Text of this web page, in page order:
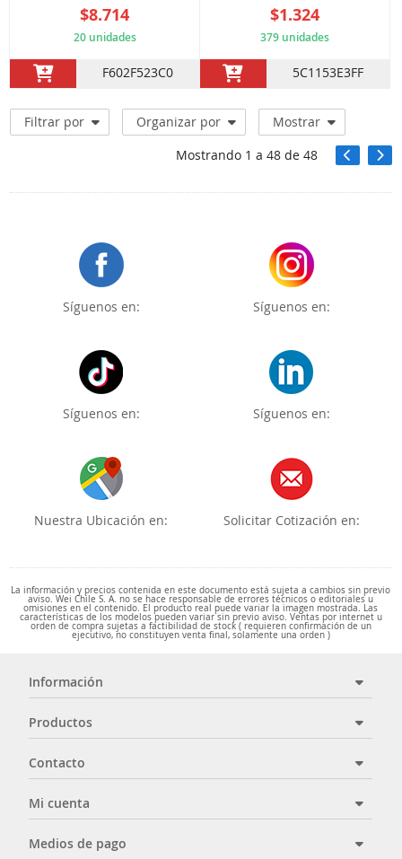
$8.714
20 unidades
F602F523C0
$1.324
379 unidades
5C1153E3FF
Filtrar por Organizar por
Mostrar
Mostrando 1 a 48de 48
Síguenos en: Síguenos en:
Síguenos en: Síguenos en:
Nuestra Ubicación en: Solicitar Cotización en:
La información y precios contenida en este documento está sujeta a cambios sin previo
aviso. Wei Chile S. A. no se hace responsable de errores técnicos o editoriales u
omisiones en el contenido. El producto real puede variar la imagen mostrada. Las
características de los modelos pueden variar sin previo aviso. Ventas por internet u
orden de compra sujetas a factibilidad de stock ( requieren confirmación de un
ejecutivo, no constituyen venta final, solamente una orden )
Información
Productos
Contacto
Mi cuenta
Medios de pago